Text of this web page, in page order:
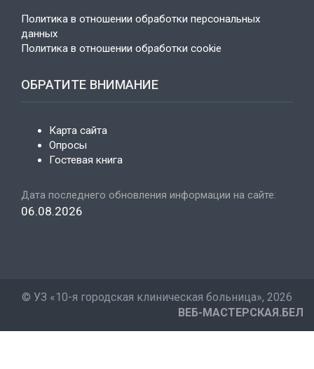
Политика в отношении обработки персональных
данных
Политика в отношении обработки cookie
ОБРАТИТЕ ВНИМАНИЕ
Карта сайта
Опросы
Гостевая книга
Дата последнего обновления информации на сайте:
06.08.2026
© УЗ «10-я городская клиническая больница», 2026
ВЕБ-МАСТЕРСКАЯ.БЕЛ